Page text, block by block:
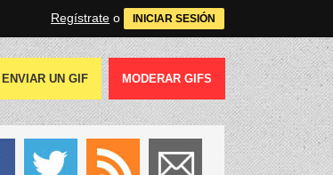
Regístrate o INICIAR SESIÓN
ENVIAR UN GIF MODERAR GIFS